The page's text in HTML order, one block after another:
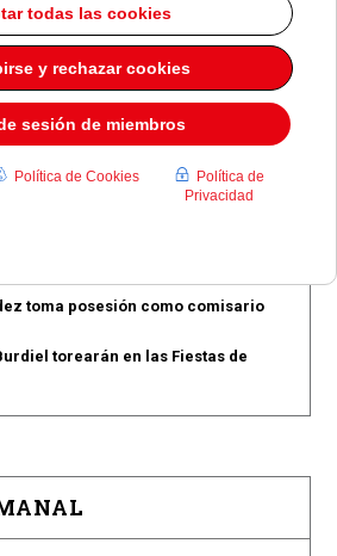
775 viviendas de Huerta Grande
los conciertos para las fiestas
toma posesión como comisario
torearán en las Fiestas de